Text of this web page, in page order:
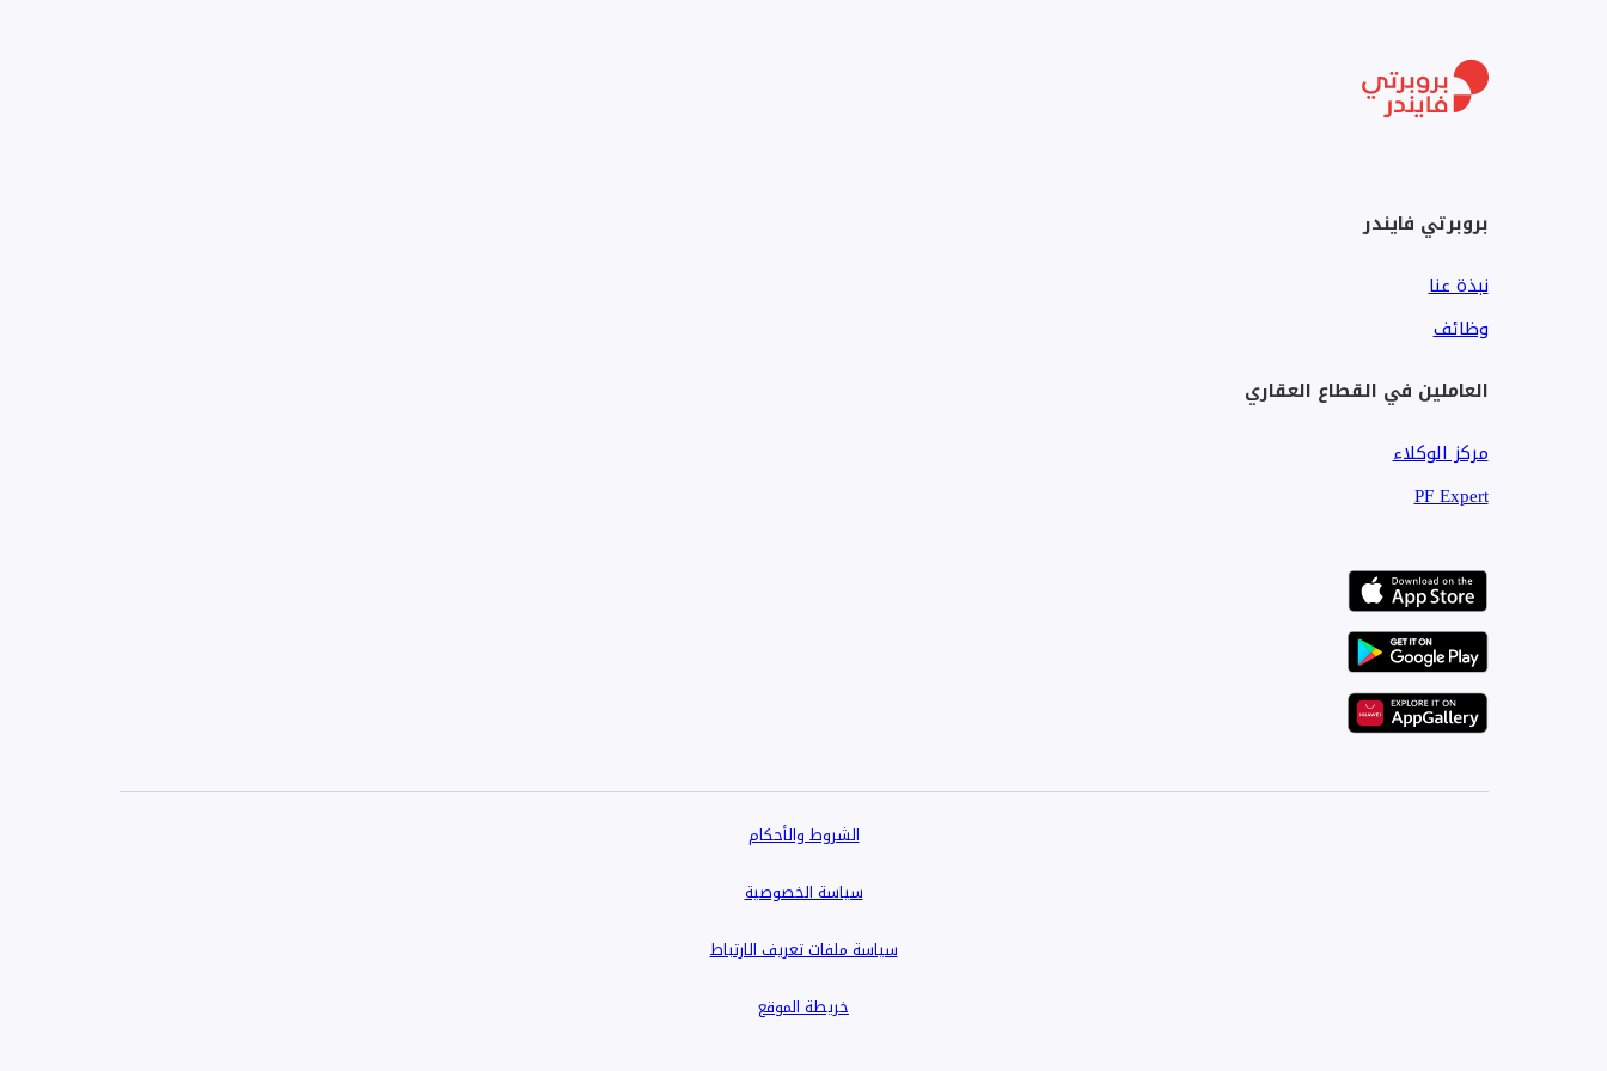
=====================================================
ري/ماكس المهاجر، أحد مكاتب ري/ماكس في مصر، شركة رائدة عالميًا في مجال التسويق العقاري، متخصصة في
الوساطة العقارية، وتضم فريقًا من مستشاري التسويق العقاري. نقدم أفضل الخدمات لعملائنا منذ سنوات عديدة.
بروبرتي فايندر
نبذة عنا
وظائف
العاملين في القطاع العقاري
مركز الوكلاء
PF Expert
الشروط والأحكام
سياسة الخصوصية
سياسة ملفات تعريف الارتباط
خريطة الموقع